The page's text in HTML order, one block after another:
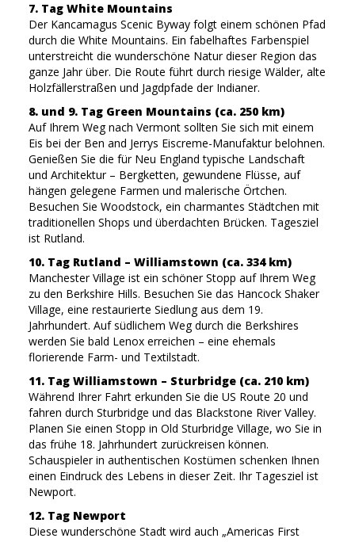
7. Tag White Mountains
Der Kancamagus Scenic Byway folgt einem schönen Pfad
durch die White Mountains. Ein fabelhaftes Farbenspiel
unterstreicht die wunderschöne Natur dieser Region das
ganze Jahr über. Die Route führt durch riesige Wälder, alte
Holzfällerstraßen und Jagdpfade der Indianer.
8. und 9. Tag Green Mountains (ca. 250 km)
Auf Ihrem Weg nach Vermont sollten Sie sich mit einem
Eis bei der Ben and Jerrys Eiscreme-Manufaktur belohnen.
Genießen Sie die für Neu England typische Landschaft
und Architektur – Bergketten, gewundene Flüsse, auf
hängen gelegene Farmen und malerische Örtchen.
Besuchen Sie Woodstock, ein charmantes Städtchen mit
traditionellen Shops und überdachten Brücken. Tagesziel
ist Rutland.
10. Tag Rutland – Williamstown (ca. 334 km)
Manchester Village ist ein schöner Stopp auf Ihrem Weg
zu den Berkshire Hills. Besuchen Sie das Hancock Shaker
Village, eine restaurierte Siedlung aus dem 19.
Jahrhundert. Auf südlichem Weg durch die Berkshires
werden Sie bald Lenox erreichen – eine ehemals
florierende Farm- und Textilstadt.
11. Tag Williamstown – Sturbridge (ca. 210 km)
Während Ihrer Fahrt erkunden Sie die US Route 20 und
fahren durch Sturbridge und das Blackstone River Valley.
Planen Sie einen Stopp in Old Sturbridge Village, wo Sie in
das frühe 18. Jahrhundert zurückreisen können.
Schauspieler in authentischen Kostümen schenken Ihnen
einen Eindruck des Lebens in dieser Zeit. Ihr Tagesziel ist
Newport.
12. Tag Newport
Diese wunderschöne Stadt wird auch „Americas First